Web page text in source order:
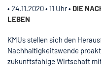
• 24.11.2020 • 11 Uhr • DIE
LEBEN
KMUs stellen sich den
Nachhaltigkeitswende
zukunftsfähige Wirtschaft